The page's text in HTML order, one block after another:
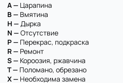
A — Царапина
B — Вмятина
H — Дырка
N — Отсутствие
P — Перекрас, подкраска
R — Ремонт
S — Короозия, ржавчина
T — Поломано, обрезано
X — Необходима замена